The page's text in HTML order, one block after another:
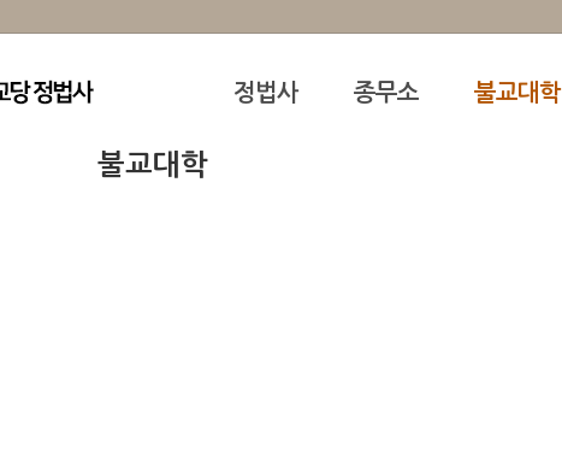
정법사 종무소 불교대학
불교대학